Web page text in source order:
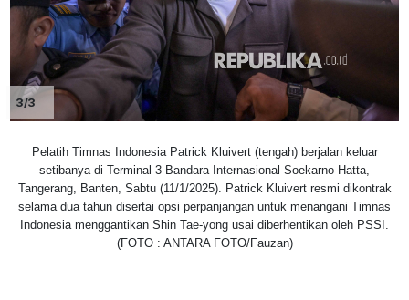
3/3
Pelatih Timnas Indonesia Patrick Kluivert (tengah) berjalan keluar
setibanya di Terminal 3 Bandara Internasional Soekarno Hatta,
Tangerang, Banten, Sabtu (11/1/2025). Patrick Kluivert resmi dikontrak
selama dua tahun disertai opsi perpanjangan untuk menangani Timnas
Indonesia menggantikan Shin Tae-yong usai diberhentikan oleh PSSI.
(FOTO : ANTARA FOTO/Fauzan)